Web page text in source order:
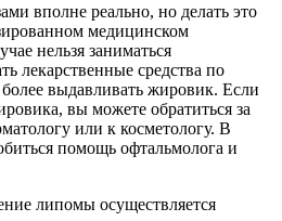
вполне реально, но делать это
медицинском
нельзя заниматься
лекарственные средства по
выдавливать жировик. Если
вы можете обратиться за
или к косметологу. В
помощь офтальмолога и
липомы осуществляется